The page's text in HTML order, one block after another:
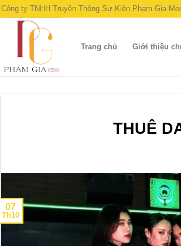
Công ty TNHH Truyền Thông Sự Kiện Phạm Gia
Trang chủ Giới thiệu
THUÊ
07
Th10